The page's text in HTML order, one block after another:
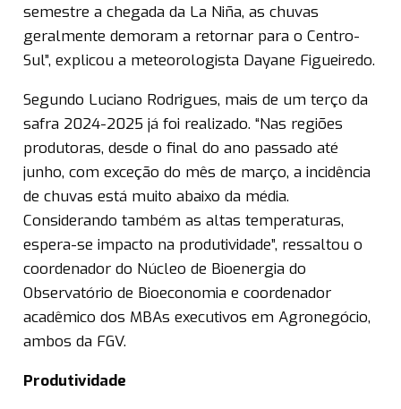
semestre a chegada da La Niña, as chuvas
geralmente demoram a retornar para o Centro-
Sul”, explicou a meteorologista Dayane Figueiredo.
Segundo Luciano Rodrigues, mais de um terço da
safra 2024-2025 já foi realizado. “Nas regiões
produtoras, desde o final do ano passado até
junho, com exceção do mês de março, a incidência
de chuvas está muito abaixo da média.
Considerando também as altas temperaturas,
espera-se impacto na produtividade”, ressaltou o
coordenador do Núcleo de Bioenergia do
Observatório de Bioeconomia e coordenador
acadêmico dos MBAs executivos em Agronegócio,
ambos da FGV.
Produtividade